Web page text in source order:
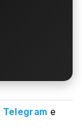
Telegram e